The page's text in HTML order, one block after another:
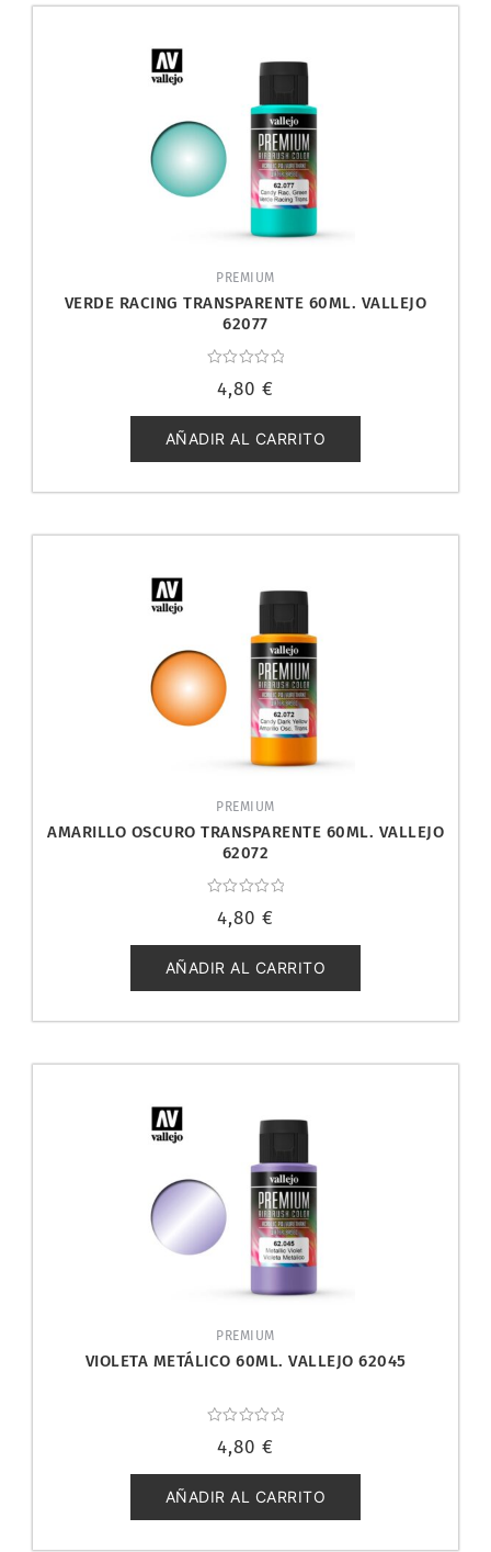
PREMIUM
VERDE RACING TRANSPARENTE 60ML. VALLEJO
62077
con
de
5
4,80 €
AÑADIR AL CARRITO
PREMIUM
AMARILLO OSCURO TRANSPARENTE 60ML. VALLEJO
62072
con
de
5
4,80 €
AÑADIR AL CARRITO
PREMIUM
VIOLETA METÁLICO 60ML. VALLEJO 62045
con
de
5
4,80 €
AÑADIR AL CARRITO